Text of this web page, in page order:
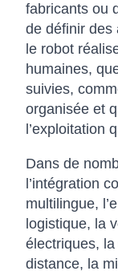
fabricants ou
de définir des
le robot
humaines,
suivies,
organisée et
l’exploitation
Dans de
l’intégration
multilingue,
logistique, la
électriques,
distance, la